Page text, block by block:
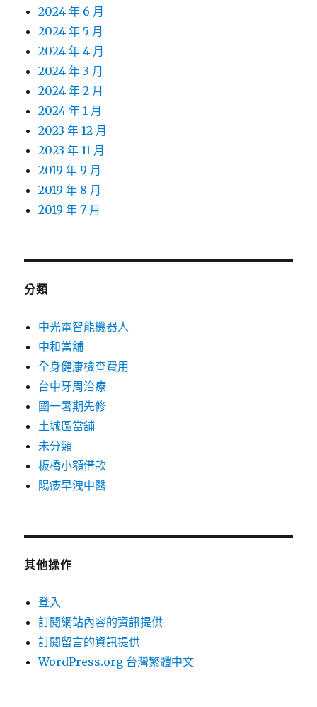
2024 年 6 月
2024 年 5 月
2024 年 4 月
2024 年 3 月
2024 年 2 月
2024 年 1 月
2023 年 12 月
2023 年 11 月
2019 年 9 月
2019 年 8 月
2019 年 7 月
分類
中光電智能機器人
中和當舖
全身健康檢查費用
台中牙周治療
國一暑期先修
土城區當舖
未分類
板橋小額借款
陽痿早洩中醫
其他操作
登入
訂閱網站內容的資訊提供
訂閱留言的資訊提供
WordPress.org 台灣繁體中文